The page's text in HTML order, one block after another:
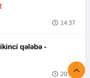
14:37
Tofiq Musayevdən UFC-də ikinci qələbə -
20:52